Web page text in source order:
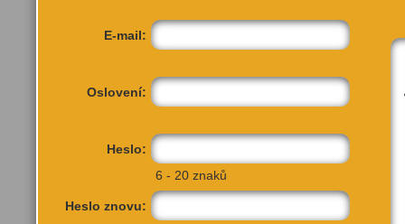
Čelakovského sady 432/12
E-mail:
Oslovení:
Heslo:
6 - 20 znaků
Heslo znovu: